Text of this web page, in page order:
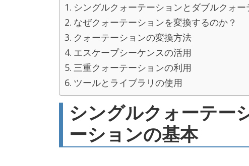
シングルクォーテーションとダブルクォ
なぜクォーテーションを変換するのか？
クォーテーションの変換方法
エスケープシーケンスの活用
三重クォーテーションの利用
ツールとライブラリの使用
シングルクォーテー
ーションの基本